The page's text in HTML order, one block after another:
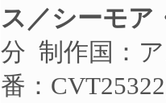
ス／シーモア
分 制作国：
番：